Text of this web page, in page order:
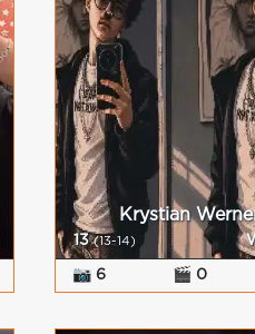
Krystian
13(13-14)
📷 6 🎬 0